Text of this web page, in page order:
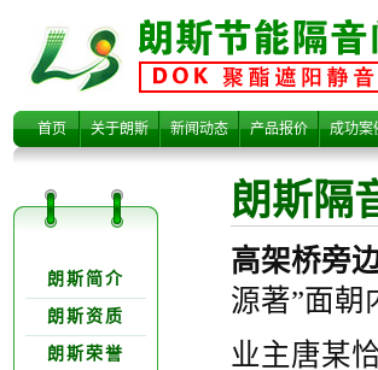
朗斯隔音窗
首页 关于朗斯 新闻动态 产品报价 成功案
朗斯隔
高架桥旁
源著”面朝
业主唐某
朗斯简介
朗斯资质
朗斯荣誉